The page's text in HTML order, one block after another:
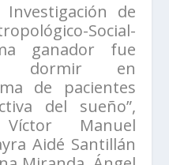
de
Social-
ganador fue
dormir en
de pacientes
del sueño”,
Manuel
Aidé Santillán